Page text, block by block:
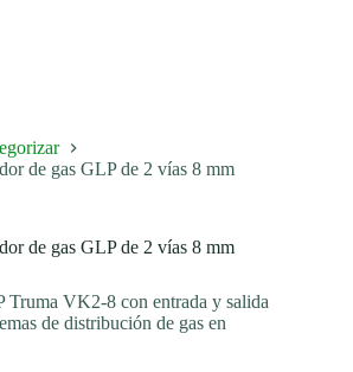
de gas GLP de 2 vías 8 mm
de gas GLP de 2 vías 8 mm
Truma VK2-8 con entrada y salida
de distribución de gas en